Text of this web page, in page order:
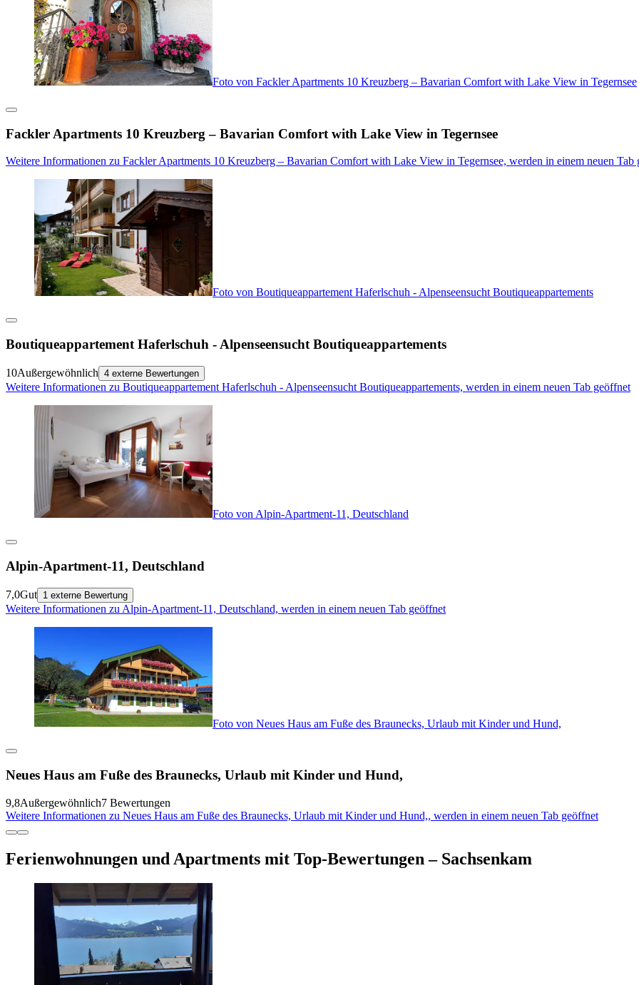
Foto von Fackler Apartments 10 Kreuzberg – Bavarian Comfort with Lake View in Tegernsee
Fackler Apartments 10 Kreuzberg – Bavarian Comfort with Lake View in Tegernsee
Weitere Informationen zu Fackler Apartments 10 Kreuzberg – Bavarian Comfort with Lake View in Tegernsee, werden in einem neuen Tab
Foto von Boutiqueappartement Haferlschuh - Alpenseensucht Boutiqueappartements
Boutiqueappartement Haferlschuh - Alpenseensucht Boutiqueappartements
10Außergewöhnlich 4 externe Bewertungen
Weitere Informationen zu Boutiqueappartement Haferlschuh - Alpenseensucht Boutiqueappartements, werden in einem neuen Tab geöffnet
Foto von Alpin-Apartment-11, Deutschland
Alpin-Apartment-11, Deutschland
7,0Gut 1 externe Bewertung
Weitere Informationen zu Alpin-Apartment-11, Deutschland, werden in einem neuen Tab geöffnet
Foto von Neues Haus am Fuße des Braunecks, Urlaub mit Kinder und Hund,
Neues Haus am Fuße des Braunecks, Urlaub mit Kinder und Hund,
9,8Außergewöhnlich7 Bewertungen
Weitere Informationen zu Neues Haus am Fuße des Braunecks, Urlaub mit Kinder und Hund,, werden in einem neuen Tab geöffnet
Ferienwohnungen und Apartments mit Top-Bewertungen – Sachsenkam